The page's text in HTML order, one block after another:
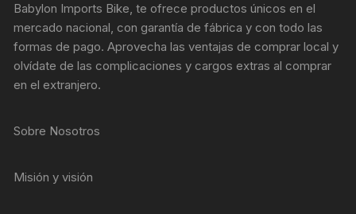
Babylon Imports Bike, te ofrece productos únicos en el
mercado nacional, con garantía de fábrica y con todo las
formas de pago. Aprovecha las ventajas de comprar local y
olvídate de las complicaciones y cargos extras al comprar
en el extranjero.
Sobre Nosotros
Misión y visión